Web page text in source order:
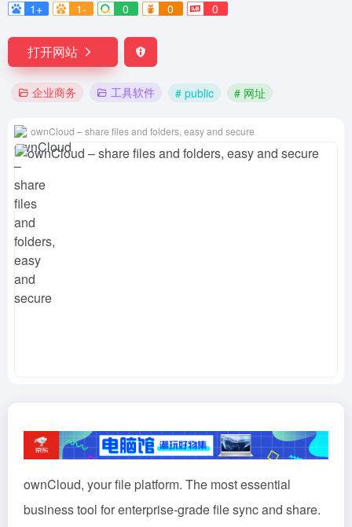
1+
1- 0 0 0
打开网站
企业商务 工具软件 # public # 网址
ownCloud – share files and folders, easy and secure
ownCloud, your file platform. The most essential
business tool for enterprise-grade file sync and share.